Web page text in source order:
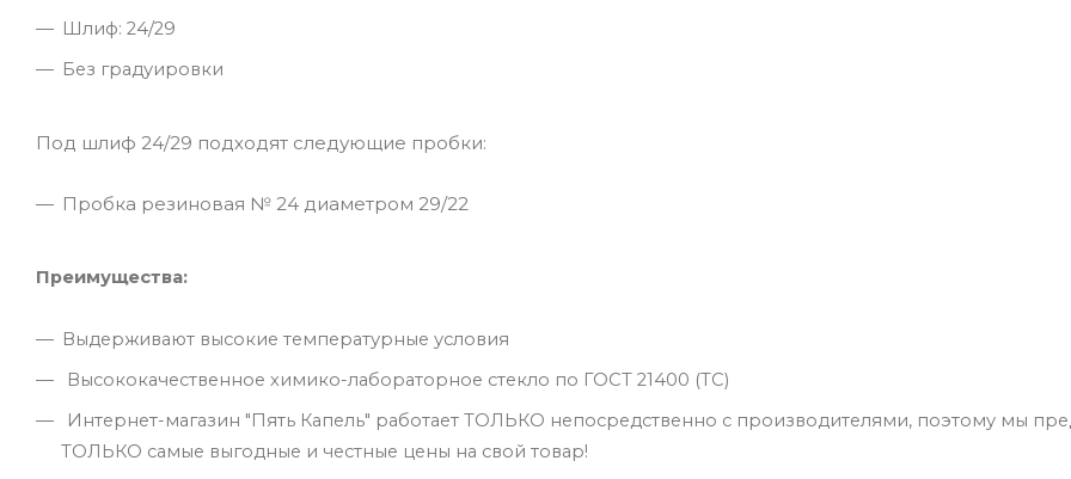
Шлиф: 24/29
Без градуировки
Под шлиф 24/29 подходят следующие пробки:
Пробка резиновая № 24 диаметром 29/22
Преимущества:
Выдерживают высокие температурные условия
Высококачественное химико-лабораторное стекло по ГОСТ 21400 (ТС)
Интернет-магазин "Пять Капель" работает ТОЛЬКО непосредственно с производителями, поэтому мы
ТОЛЬКО самые выгодные и честные цены на свой товар!